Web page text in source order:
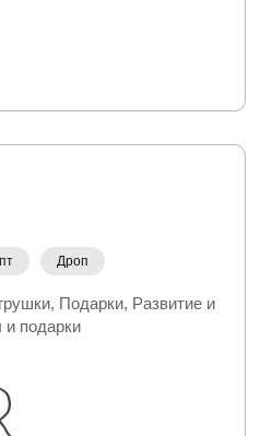
Дроп
Подарки Развитие и
подарки